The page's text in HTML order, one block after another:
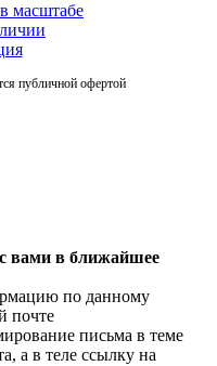
масштабе
публичной офертой
вами в ближайшее
по данному
почте
письма в теме
а в теле ссылку на